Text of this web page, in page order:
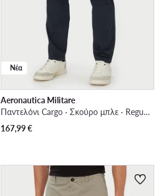
Νέα
Aeronautica Militare
Παντελόνι Cargo · Σκούρο μπλε · Regular Fit
167,99€